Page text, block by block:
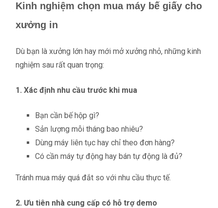
Kinh nghiệm chọn mua máy bế giấy cho
xưởng in
Dù bạn là xưởng lớn hay mới mở xưởng nhỏ, những kinh
nghiệm sau rất quan trọng:
1. Xác định nhu cầu trước khi mua
Bạn cần bế hộp gì?
Sản lượng mỗi tháng bao nhiêu?
Dùng máy liên tục hay chỉ theo đơn hàng?
Có cần máy tự động hay bán tự động là đủ?
Tránh mua máy quá đắt so với nhu cầu thực tế.
2. Ưu tiên nhà cung cấp có hỗ trợ demo